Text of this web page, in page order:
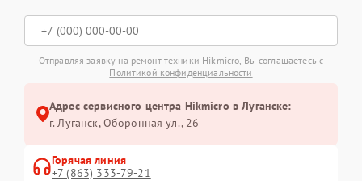
Отправляя заявку на ремонт техники Hikmicro, Вы соглашаетесь с
Политикой конфиденциальности
Адрес сервисного центра Hikmicro в Луганске:
г. Луганск, Оборонная ул., 26
Горячая линия
+7 (863) 333-79-21